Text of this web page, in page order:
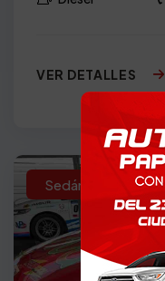
VER DETALLES
Sedán 2008